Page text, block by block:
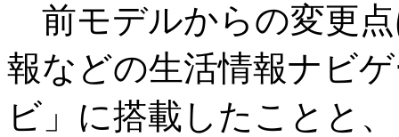
前モデルからの変更
報などの生活情報ナビ
ビ」に搭載したことと